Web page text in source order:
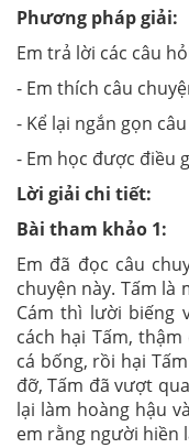
Phương pháp giải:
Em trả lời các câu
- Em thích câu
- Kể lại ngắn gọn
- Em học được điều
Lời giải chi tiết:
Bài tham khảo 1:
Em đã đọc câu
chuyện này. Tấm là
Cám thì lười biếng
cách hại Tấm,
cá bống, rồi hại
đỡ, Tấm đã vượt
lại làm hoàng hậu
em rằng người hiền